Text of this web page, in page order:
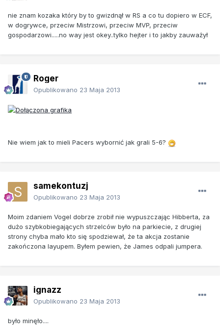
nie znam kozaka który by to gwizdnął w RS a co tu dopiero w ECF,
w dogrywce, przeciw Mistrzowi, przeciw MVP, przeciw
gospodarzowi.....no way jest okey..tylko hejter i to jakby zauważył
Roger
Opublikowano 23 Maja 2013
Nie wiem jak to mieli Pacers wybornić jak grali 5-6?
samekontuzj
Opublikowano 23 Maja 2013
Moim zdaniem Vogel dobrze zrobił nie wypuszczając Hibberta, za
dużo szybkobiegających strzelców było na parkiecie, z drugiej
strony chyba mało kto się spodziewał, że ta akcja zostanie
zakończona layupem. Byłem pewien, że James odpali jumpera.
ignazz
Opublikowano 23 Maja 2013
było minęło....